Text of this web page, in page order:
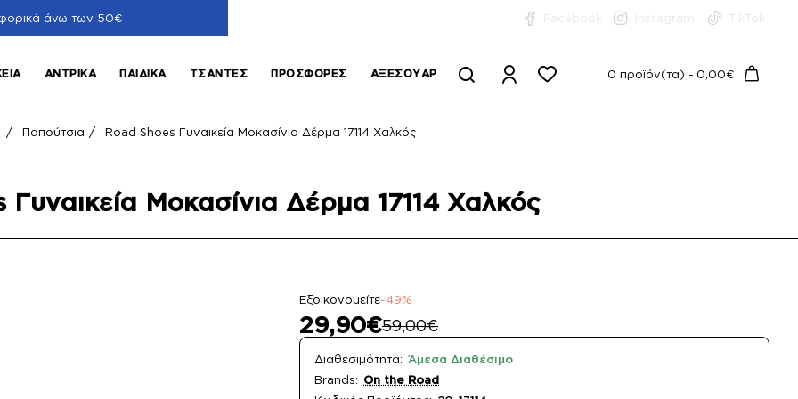
άνω των 50€
ΑΝΤΡΙΚΆ ΠΑΙΔΙΚΆ ΤΣΆΝΤΕΣ ΠΡΟΣΦΟΡΈΣ ΑΞΕΣΟΥΆΡ 0 προϊόν(τα) - 0,00€
Γυναικεία Μοκασίνια Δέρμα 17114 Χαλκός
Παπούτσια Road Shoes Γυναικεία Μοκασίνια Δέρμα 17114 Χαλκός
Εξοικονομείτε-49%
29,90€59,00€
Διαθεσιμότητα: Άμεσα Διαθέσιμο
Brands: On the Road